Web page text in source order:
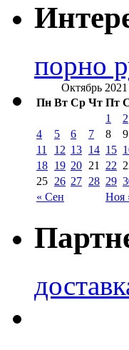
порно
Октябрь 2021
Пн Вт Ср Чт Пт
« Сен Ноя
1 2
4
5 6 7 8 9
11
12 13 14 15
18 19 20 21 22
25 26 27 28 29